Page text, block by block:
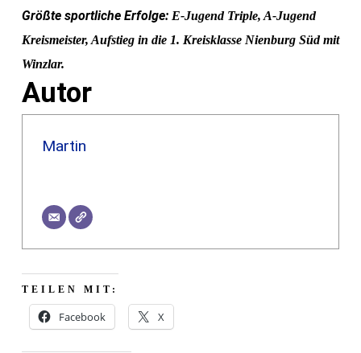
Größte sportliche Erfolge:E-Jugend Triple, A-Jugend
Kreismeister, Aufstieg in die 1. Kreisklasse Nienburg Süd mit
Winzlar.
Autor
Martin
TEILEN MIT:
Facebook X